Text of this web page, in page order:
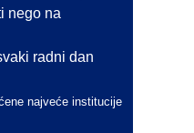
nego na
radni dan
najveće institucije